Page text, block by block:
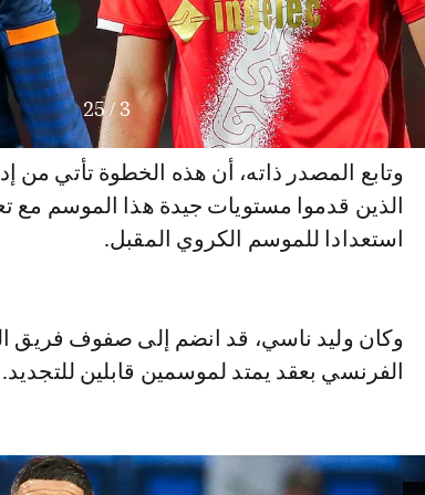
4
/
25
وتابع المصدر ذاته، أن هذه الخطوة تأتي من
الذين قدموا مستويات جيدة هذا الموسم مع
استعدادا للموسم الكروي المقبل.
الفرنسي بعقد يمتد لموسمين قابلين للتجديد.